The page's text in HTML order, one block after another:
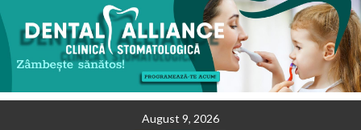
August 9, 2026